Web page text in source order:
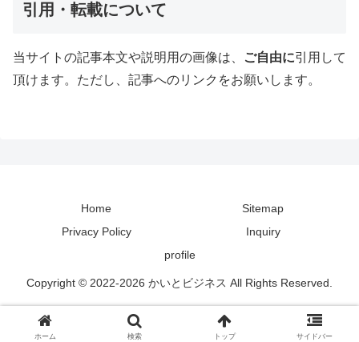
引用・転載について
当サイトの記事本文や説明用の画像は、 ご自由に引用して
頂けます。ただし、記事へのリンクをお願いします。
Home
Sitemap
Privacy Policy
Inquiry
profile
Copyright © 2022-2026 かいとビジネス All Rights Reserved.
ホーム 検索 トップ サイドバー